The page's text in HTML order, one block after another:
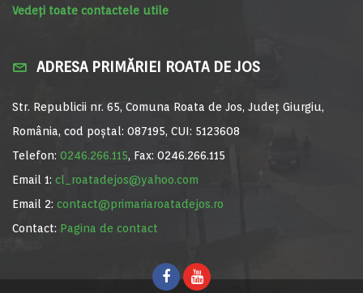
Vedeți toate contactele utile
ADRESA PRIMĂRIEI ROATA DE JOS
Str. Republicii nr. 65, Comuna Roata de Jos, Județ Giurgiu,
România, cod poștal: 087195, CUI: 5123608
Telefon: 0246.266.115, Fax: 0246.266.115
Email 1: cl_roatadejos@yahoo.com
Email 2: contact@primariaroatadejos.ro
Contact: Pagina de contact